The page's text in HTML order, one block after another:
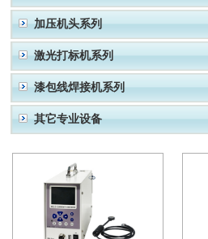
加压机头系列
激光打标机系列
漆包线焊接机系列
其它专业设备